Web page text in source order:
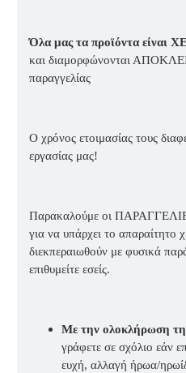
Όλα μας τα προϊόντα είναι
και διαμορφώνονται
παραγγελίας
Ο χρόνος ετοιμασίας τους
εργασίας μας!
Παρακαλούμε οι
για να υπάρχει το απαραίτητο
διεκπεραιωθούν με φυσικά
επιθυμείτε εσείς.
Με την ολοκλήρωση
γράφετε σε σχόλιο εάν
ευχή, αλλαγή ήρωα/